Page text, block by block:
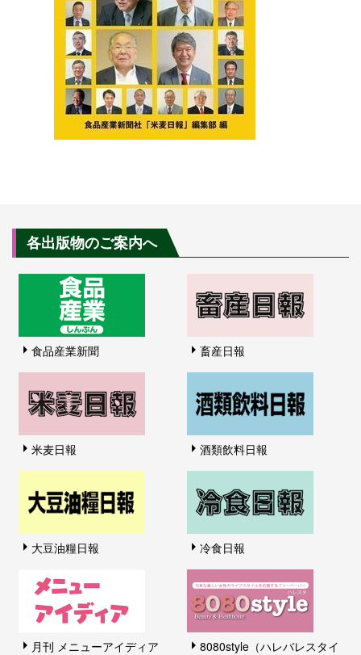
各出版物のご案内へ
食品産業新聞 畜産日報
米麦日報 酒類飲料日報
大豆油糧日報 冷食日報
月刊 メニューアイディア
8080style（ハレバレスタイ